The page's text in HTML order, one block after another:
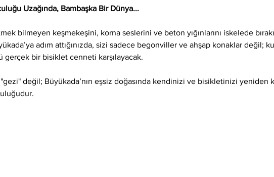
Uzağında, Bambaşka Bir Dünya...
bilmeyen keşmekeşini, korna seslerini ve beton yığınlarını iskelede
adım attığınızda, sizi sadece begonviller ve ahşap konaklar değil;
gerçek bir bisiklet cenneti karşılayacak.
değil; Büyükada’nın eşsiz doğasında kendinizi ve bisikletinizi